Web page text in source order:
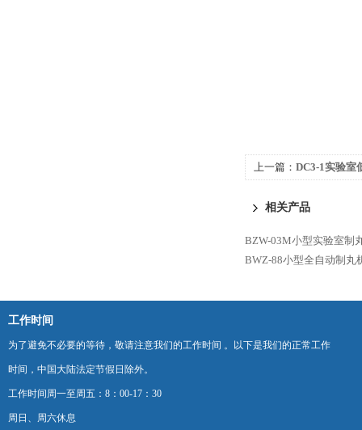
上一篇： DC3-1实验室
相关产品
BZW-03M小型实验室制
BWZ-88小型全自动制丸
工作时间
为了避免不必要的等待，敬请注意我们的工作时间 。以下是我们的正常工作
时间，中国大陆法定节假日除外。
工作时间周一至周五：8：00-17：30
周日、周六休息